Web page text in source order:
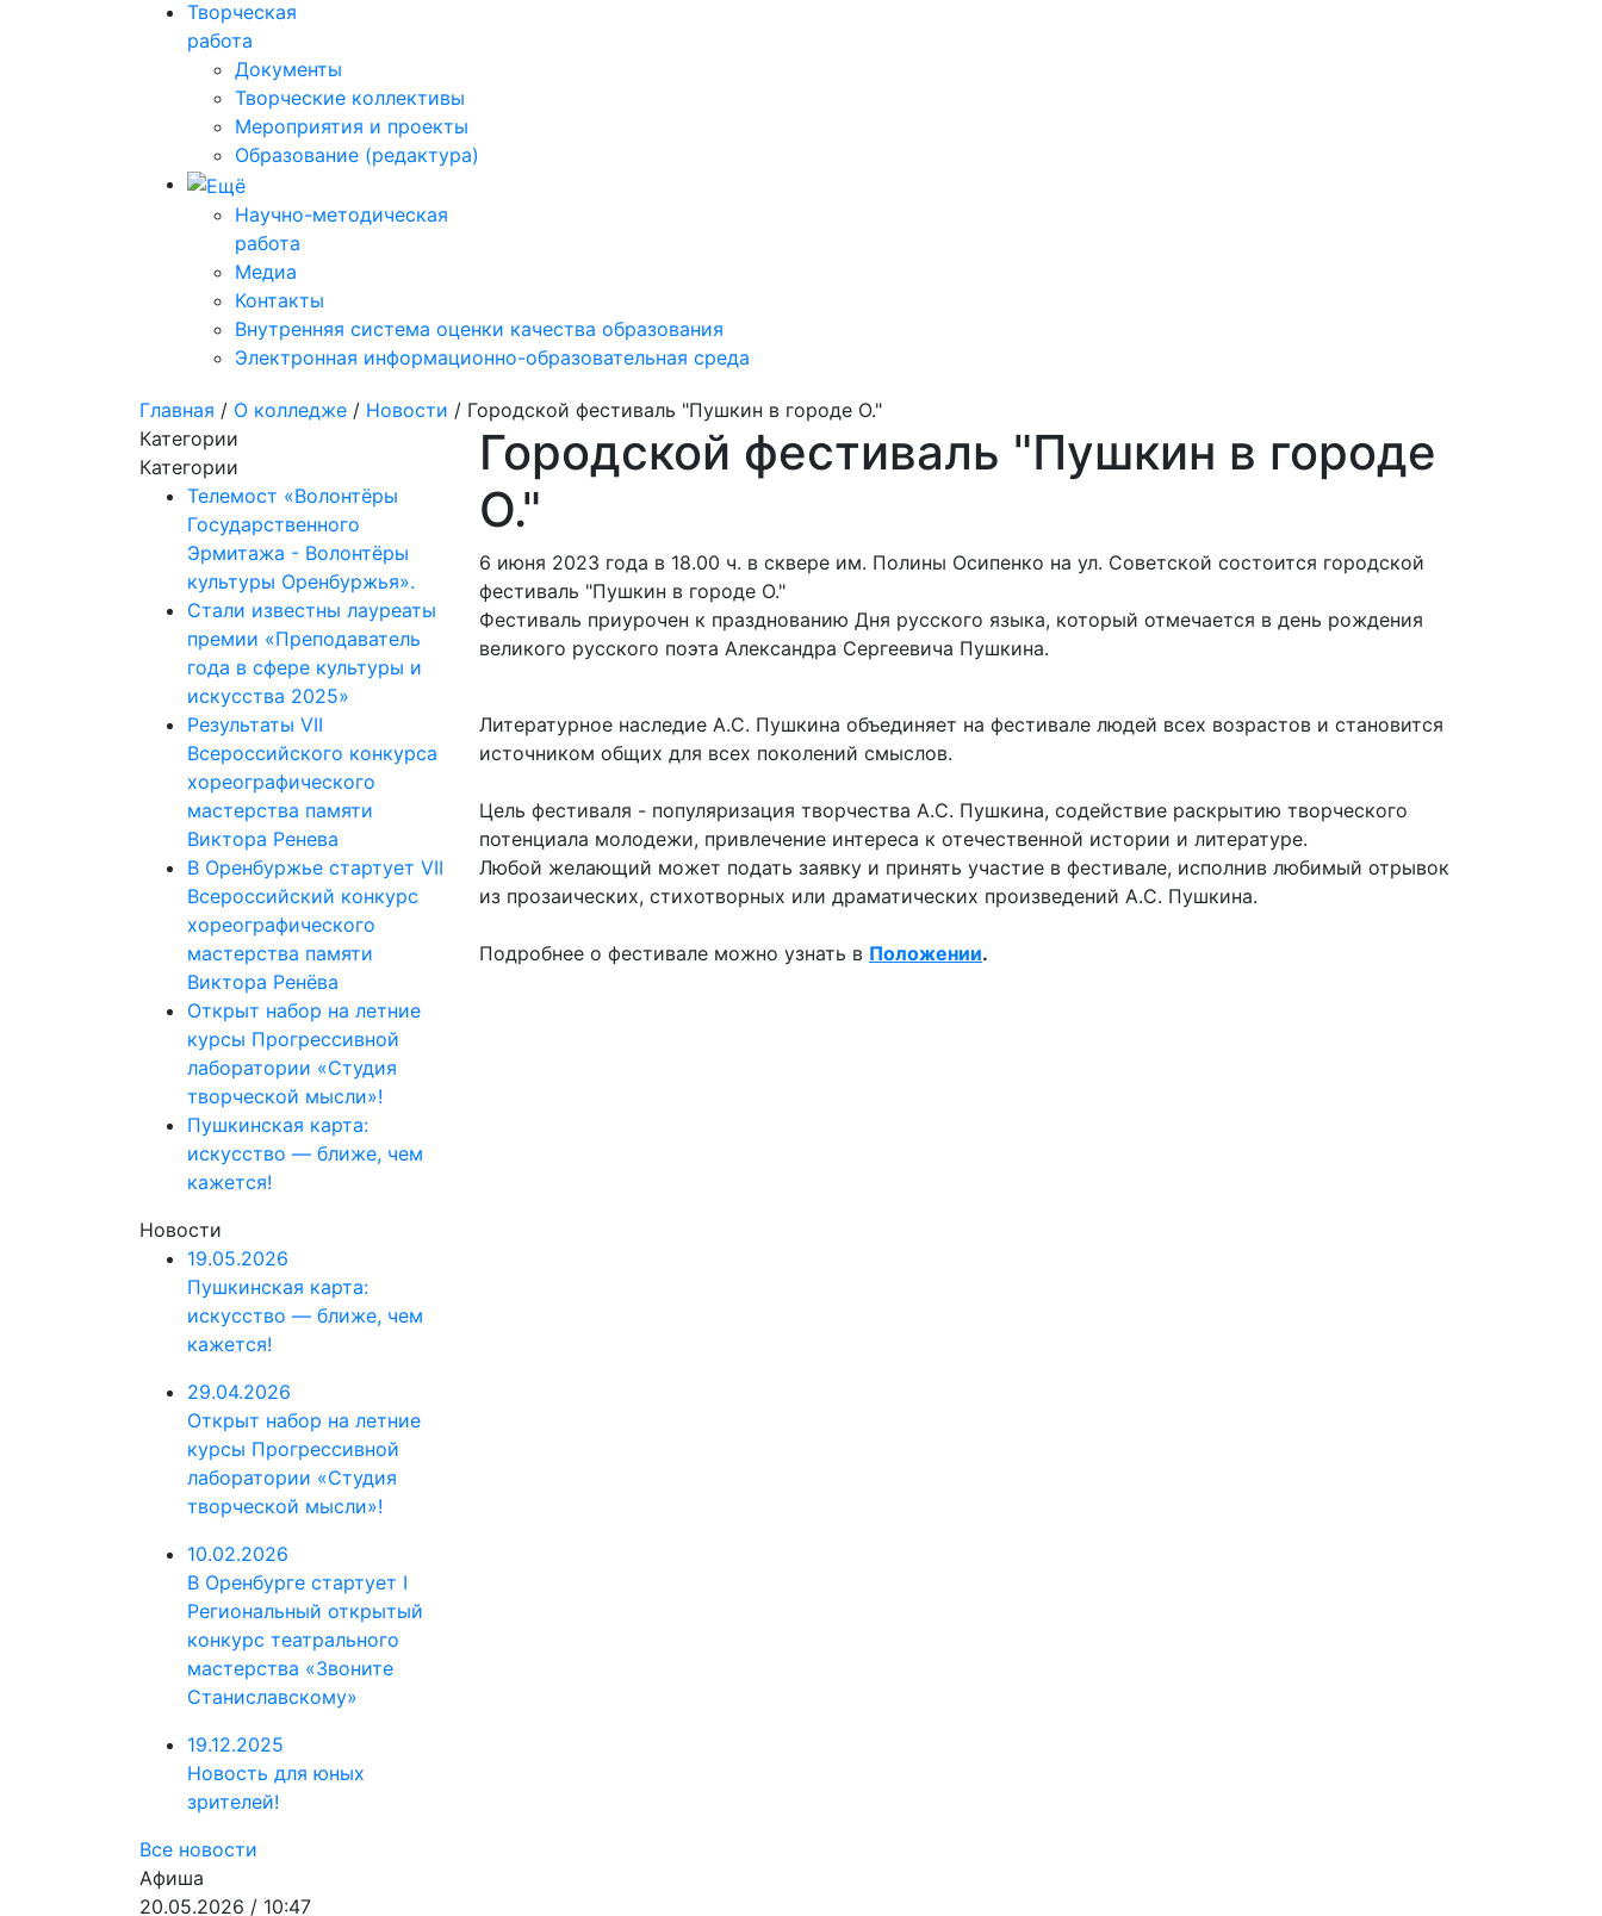
Творческая
работа
Документы
Творческие коллективы
Мероприятия и проекты
Образование (редактура)
Научно-методическая
работа
Медиа
Контакты
Внутренняя система оценки качества образования
Электронная информационно-образовательная среда
Главная / О колледже / Новости / Городской фестиваль "Пушкин в городе О."
Категории
Категории
Телемост «Волонтёры
Государственного
Эрмитажа - Волонтёры
культуры Оренбуржья».
Стали известны лауреаты
премии «Преподаватель
года в сфере культуры и
искусства 2025»
Результаты VII
Всероссийского конкурса
хореографического
мастерства памяти
Виктора Ренева
В Оренбуржье стартует VII
Всероссийский конкурс
хореографического
мастерства памяти
Виктора Ренёва
Открыт набор на летние
курсы Прогрессивной
лаборатории «Студия
творческой мысли»!
Пушкинская карта:
искусство — ближе, чем
кажется!
Новости
19.05.2026
Пушкинская карта:
искусство — ближе, чем
кажется!
29.04.2026
Открыт набор на летние
курсы Прогрессивной
лаборатории «Студия
творческой мысли»!
10.02.2026
В Оренбурге стартует I
Региональный открытый
конкурс театрального
мастерства «Звоните
Станиславскому»
19.12.2025
Новость для юных
зрителей!
Все новости
Афиша
20.05.2026 / 10:47
Городской фестиваль "Пушкин в городе
О."
6 июня 2023 года в 18.00 ч. в сквере им. Полины Осипенко на ул. Советской состоится городской
фестиваль "Пушкин в городе О."
Фестиваль приурочен к празднованию Дня русского языка, который отмечается в день рождения
великого русского поэта Александра Сергеевича Пушкина.
Литературное наследие А.С. Пушкина объединяет на фестивале людей всех возрастов и становится
источником общих для всех поколений смыслов.
Цель фестиваля - популяризация творчества А.С. Пушкина, содействие раскрытию творческого
потенциала молодежи, привлечение интереса к отечественной истории и литературе.
Любой желающий может подать заявку и принять участие в фестивале, исполнив любимый отрывок
из прозаических, стихотворных или драматических произведений А.С. Пушкина.
Подробнее о фестивале можно узнать в Положении.